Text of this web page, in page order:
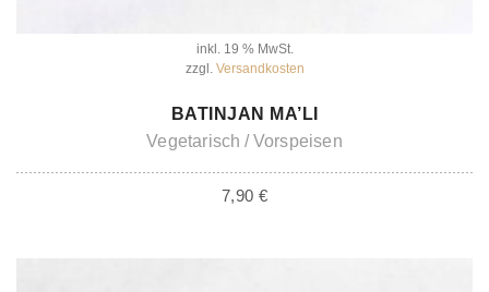
inkl. 19 % MwSt.
zzgl. Versandkosten
IN DEN WARENKORB
BATINJAN MA’LI
Vegetarisch
Vorspeisen
7,90 €